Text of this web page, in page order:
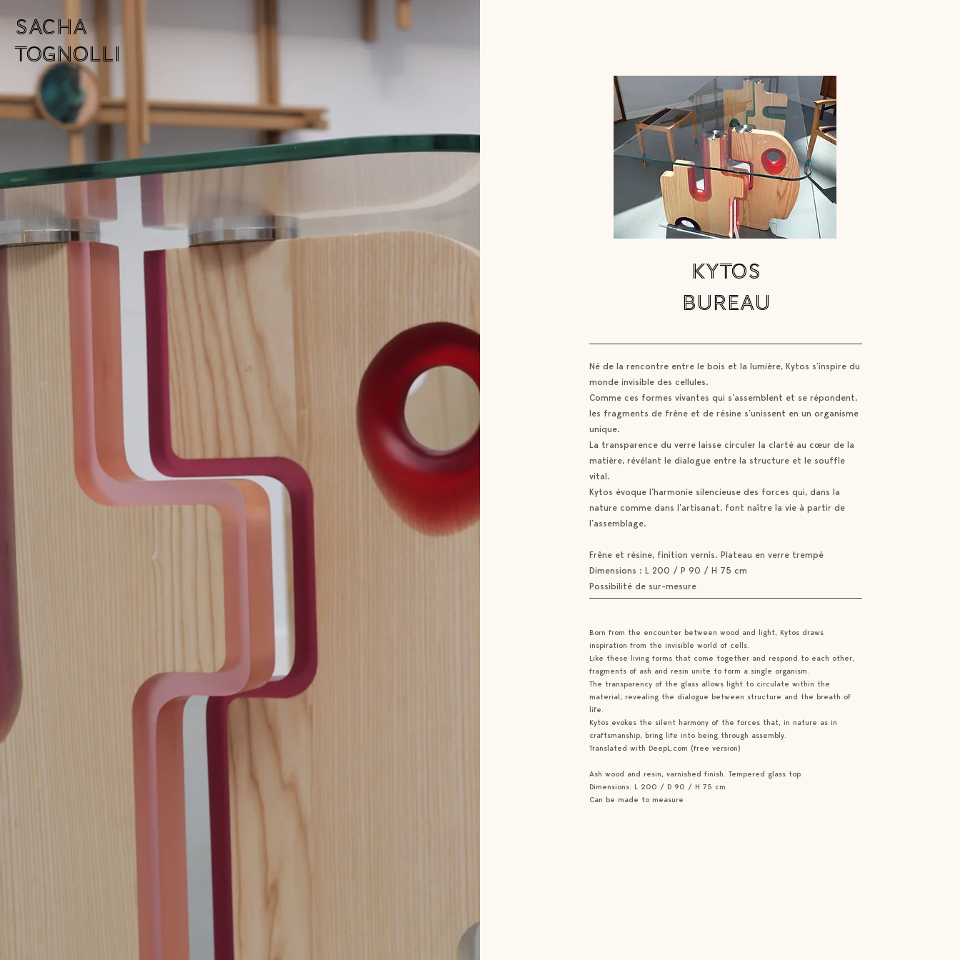
SACHA
TOGNOLLI
kytos
bureau
Né de la rencontre entre le bois et la lumière, Kytos s’inspire du
monde invisible des cellules.
Comme ces formes vivantes qui s’assemblent et se répondent,
les fragments de frêne et de résine s’unissent en un organisme
unique.
La transparence du verre laisse circuler la clarté au cœur de la
matière, révélant le dialogue entre la structure et le souffle
vital.
Kytos évoque l’harmonie silencieuse des forces qui, dans la
nature comme dans l’artisanat, font naître la vie à partir de
l’assemblage.
Frêne et résine, finition vernis. Plateau en verre trempé
Dimensions : L 200 / P 90 / H 75 cm
Possibilité de sur-mesure
Born from the encounter between wood and light, Kytos draws
inspiration from the invisible world of cells.
Like these living forms that come together and respond to each other,
fragments of ash and resin unite to form a single organism.
The transparency of the glass allows light to circulate within the
material, revealing the dialogue between structure and the breath of
life.
Kytos evokes the silent harmony of the forces that, in nature as in
craftsmanship, bring life into being through assembly.
Translated with DeepL.com (free version)
Ash wood and resin, varnished finish. Tempered glass top.
Dimensions: L 200 / D 90 / H 75 cm
Can be made to measure